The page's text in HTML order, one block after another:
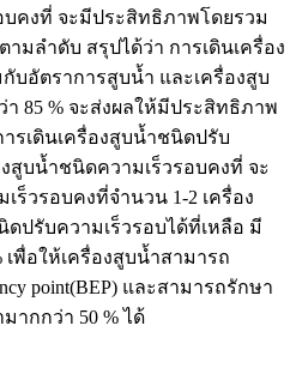
บคงที่ จะมีประสิทธิภาพโดยรวม
ามลำดับ สรุปได้ว่า การเดินเครื่อง
บอัตราการสูบน้ำ และเครื่องสูบ
85 % จะส่งผลให้มีประสิทธิภาพ
รเดินเครื่องสูบน้ำชนิดปรับ
สูบน้ำชนิดความเร็วรอบคงที่ จะ
ร็วรอบคงที่จำนวน 1-2 เครื่อง
ดปรับความเร็วรอบได้ที่เหลือ มี
เพื่อให้เครื่องสูบน้ำสามารถ
point(BEP) และสามารถรักษา
ากกว่า 50 % ได้